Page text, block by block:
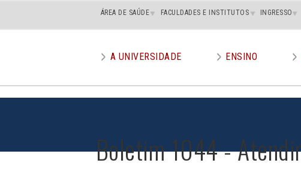
Main
superior
ÁREA DE SAÚDE FACULDADES E INSTITUTOS INGRESSO
menu
A UNIVERSIDADE ENSINO
Boletim 1044 -